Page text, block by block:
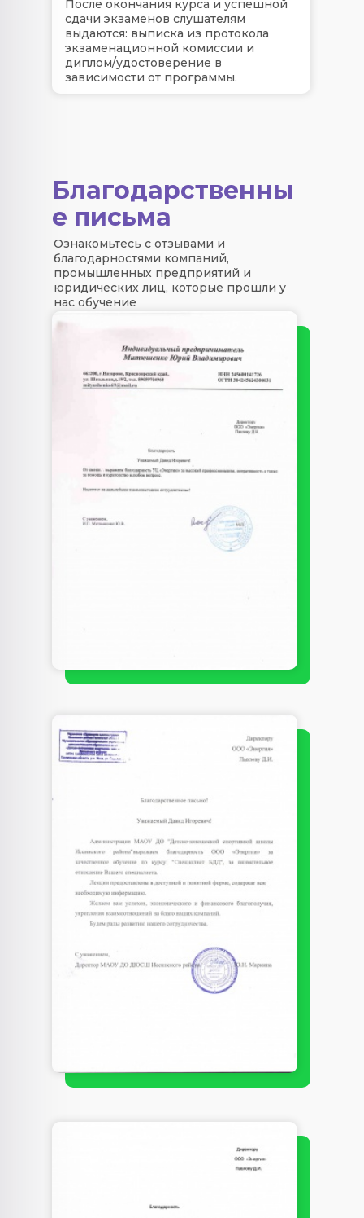
После окончания курса и успешной
сдачи экзаменов слушателям
выдаются: выписка из протокола
экзаменационной комиссии и
диплом/удостоверение в
зависимости от программы.
Благодарственны
е письма
Ознакомьтесь с отзывами и
благодарностями компаний,
промышленных предприятий и
юридических лиц, которые прошли у
нас обучение